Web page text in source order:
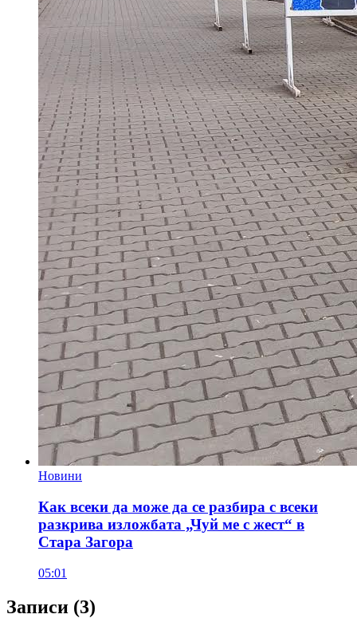
Новини
Как всеки да може да се разбира с всеки
разкрива изложбата „Чуй ме с жест“ в
Стара Загора
05:01
Записи (3)